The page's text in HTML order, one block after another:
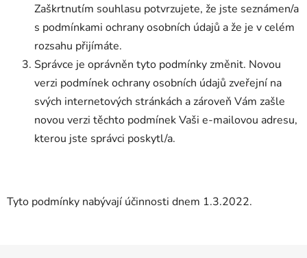
Zaškrtnutím souhlasu potvrzujete, že jste seznámen/a
s podmínkami ochrany osobních údajů a že je v celém
rozsahu přijímáte.
Správce je oprávněn tyto podmínky změnit. Novou
verzi podmínek ochrany osobních údajů zveřejní na
svých internetových stránkách a zároveň Vám zašle
novou verzi těchto podmínek Vaši e-mailovou adresu,
kterou jste správci poskytl/a.
Tyto podmínky nabývají účinnosti dnem 1.3.2022.